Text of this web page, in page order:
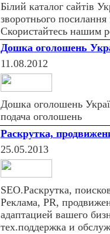
Бiлий каталог сайтiв
зворотнього
Скористайтесь нашим
Дошка оголошень
11.08.2012
Дошка оголошень
подача оголошень
Раскрутка,
25.05.2013
SEO.Раскрутка,
Реклама, PR,
адаптацией вашего
тех.поддержка и